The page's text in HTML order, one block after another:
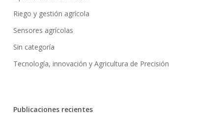
Riego y gestión agrícola
Sensores agrícolas
Sin categoría
Tecnología, innovación y Agricultura de Precisión
Publicaciones recientes